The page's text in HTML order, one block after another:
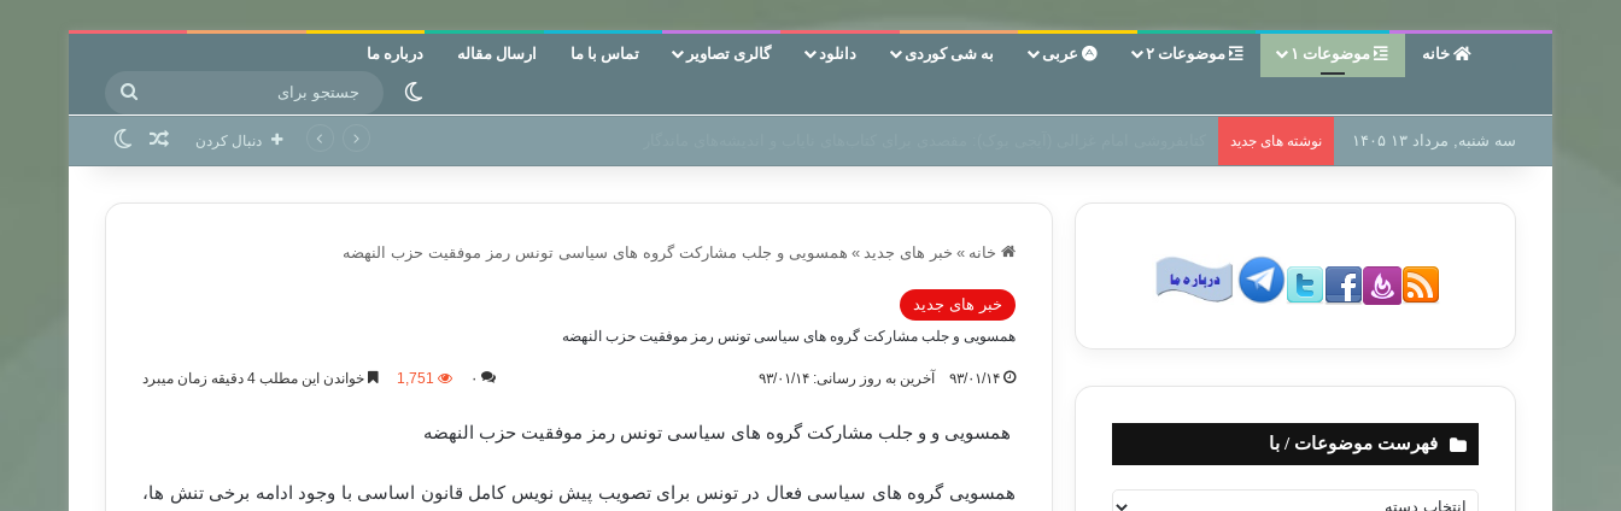
خانه موضوعات ۱ موضوعات ۲ عربی به شی کوردی دانلود گالری تصاویر تماس با ما ارسال مقاله درباره ما
تغییر پوسته
برای سه شنبه, مرداد ۱۳ ۱۴۰۵ نوشته های جدید دنبال کردن نوشته تصادفی
خانه » خبر های جدید » همسویی و جلب مشارکت گروه های سیاسی تونس رمز موفقیت حزب النهضه
خبر های جدید
همسویی و جلب مشارکت گروه های سیاسی تونس رمز موفقیت حزب النهضه
۹۳/۰۱/۱۴ آخرین به روز رسانی: ۹۳/۰۱/۱۴ ۰ 1,751 خواندن این مطلب 4 دقیقه زمان میبرد
همسویی و و جلب مشارکت گروه های سیاسی تونس رمز موفقیت حزب النهضه
همسویی گروه های سیاسی فعال در تونس برای تصویب پیش نویس کامل قانون اساسی با وجود ادامه برخی تنش ها،
فهرست موضوعات / با